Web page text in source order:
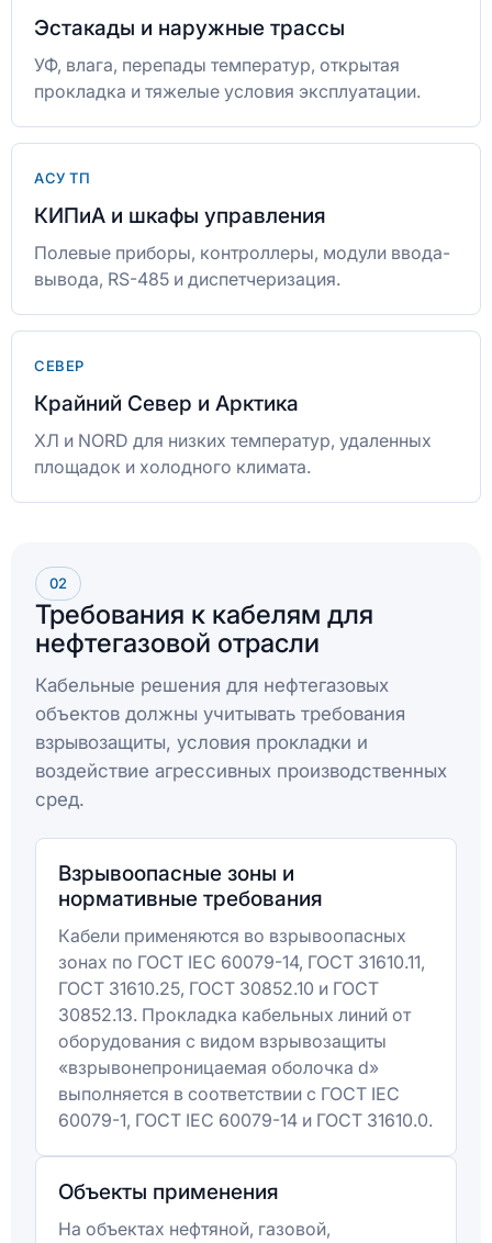
Эстакады и наружные трассы
УФ, влага, перепады температур, открытая
прокладка и тяжелые условия эксплуатации.
АСУ ТП
КИПиА и шкафы управления
Полевые приборы, контроллеры, модули ввода-
вывода, RS-485 и диспетчеризация.
СЕВЕР
Крайний Север и Арктика
ХЛ и NORD для низких температур, удаленных
площадок и холодного климата.
02
Требования к кабелям для
нефтегазовой отрасли
Кабельные решения для нефтегазовых
объектов должны учитывать требования
взрывозащиты, условия прокладки и
воздействие агрессивных производственных
сред.
Взрывоопасные зоны и
нормативные требования
Кабели применяются во взрывоопасных
зонах по ГОСТ IEC 60079-14, ГОСТ 31610.11,
ГОСТ 31610.25, ГОСТ 30852.10 и ГОСТ
30852.13. Прокладка кабельных линий от
оборудования с видом взрывозащиты
«взрывонепроницаемая оболочка d»
выполняется в соответствии с ГОСТ IEC
60079-1, ГОСТ IEC 60079-14 и ГОСТ 31610.0.
Объекты применения
На объектах нефтяной, газовой,